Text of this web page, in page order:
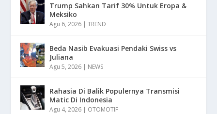
Trump Sahkan Tarif 30% Untuk Eropa &
Meksiko
Agu 6, 2026 |TREND
Beda Nasib Evakuasi Pendaki Swiss vs
Juliana
Agu 5, 2026 | NEWS
Rahasia Di Balik Populernya Transmisi
Matic Di Indonesia
Agu 4, 2026 | OTOMOTIF